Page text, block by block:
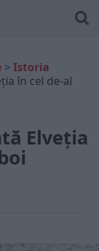
> Istoria
în cel de-al
Elveția